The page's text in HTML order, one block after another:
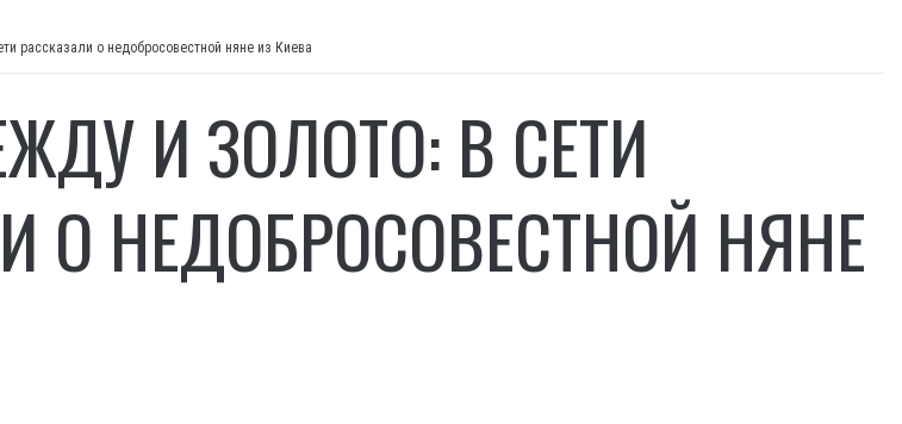
рассказали о недобросовестной няне из Киева
И ЗОЛОТО: В СЕТИ
О НЕДОБРОСОВЕСТНОЙ НЯНЕ